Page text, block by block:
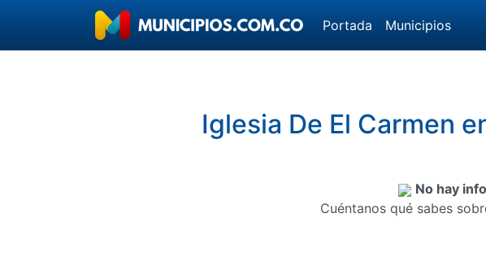
Portada Municipios
Iglesia De El Carmen
No hay
Cuéntanos qué sabes